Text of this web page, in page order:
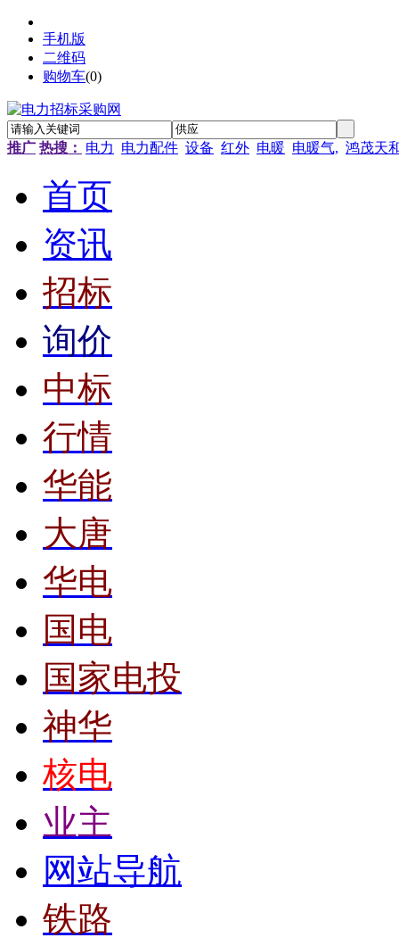
手机版
二维码
购物车(0)
推广 热搜： 电力 电力配件 设备 红外 电暖 电暖气, 鸿茂天
首页
资讯
招标
询价
中标
行情
华能
大唐
华电
国电
国家电投
神华
核电
业主
网站导航
铁路